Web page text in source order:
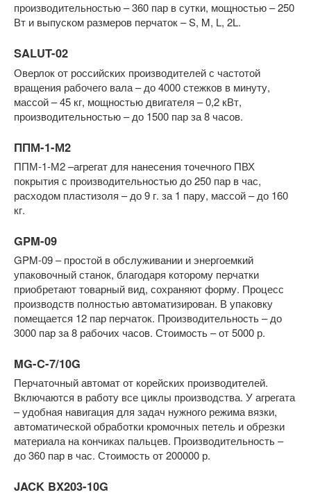
производительностью – 360 пар в сутки, мощностью – 250
Вт и выпуском размеров перчаток – S, M, L, 2L.
SALUT-02
Оверлок от российских производителей с частотой
вращения рабочего вала – до 4000 стежков в минуту,
массой – 45 кг, мощностью двигателя – 0,2 кВт,
производительностью – до 1500 пар за 8 часов.
ППМ-1-М2
ППМ-1-М2 –агрегат для нанесения точечного ПВХ
покрытия с производительностью до 250 пар в час,
расходом пластизоля – до 9 г. за 1 пару, массой – до 160
кг.
GPM-09
GPM-09 – простой в обслуживании и энергоемкий
упаковочный станок, благодаря которому перчатки
приобретают товарный вид, сохраняют форму. Процесс
производств полностью автоматизирован. В упаковку
помещается 12 пар перчаток. Производительность – до
3000 пар за 8 рабочих часов. Стоимость – от 5000 р.
MG-C-7/10G
Перчаточный автомат от корейских производителей.
Включаются в работу все циклы производства. У агрегата
– удобная навигация для задач нужного режима вязки,
автоматической обработки кромочных петель и обрезки
материала на кончиках пальцев. Производительность –
до 360 пар в час. Стоимость от 200000 р.
JACK BX203-10G